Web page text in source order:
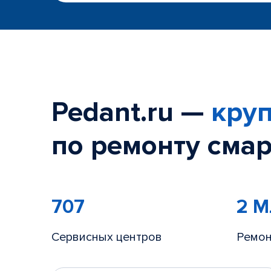
Pedant.ru —
по ремонту
707
Сервисных центров
2